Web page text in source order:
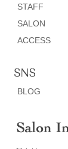
STAFF
SALON
ACCESS
BLOG